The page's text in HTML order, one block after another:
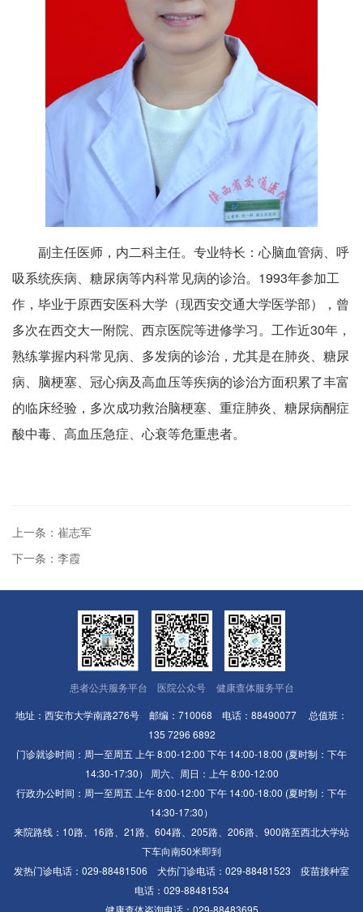
副主任医师，内二科主任。专业特长：心脑血管病、呼
吸系统疾病、糖尿病等内科常见病的诊治。1993年参加工
作，毕业于原西安医科大学（现西安交通大学医学部），曾
多次在西交大一附院、西京医院等进修学习。工作近30年，
熟练掌握内科常见病、多发病的诊治，尤其是在肺炎、糖尿
病、脑梗塞、冠心病及高血压等疾病的诊治方面积累了丰富
的临床经验，多次成功救治脑梗塞、重症肺炎、糖尿病酮症
酸中毒、高血压急症、心衰等危重患者。
上一条：崔志军
下一条：李霞
患者公共服务平台 医院公众号
健康查体服务平台
地址：西安市大学南路276号 邮编：710068 电话：88490077 总值班：
135 7296 6892
门诊就诊时间：周一至周五 上午 8:00-12:00 下午 14:00-18:00 (夏时制：下午
14:30-17:30） 周六、周日：上午 8:00-12:00
行政办公时间：周一至周五 上午 8:00-12:00 下午 14:00-18:00 (夏时制：下午
14:30-17:30）
来院路线：10路、16路、21路、604路、205路、206路、900路至西北大学站
下车向南50米即到
发热门诊电话：029-88481506 犬伤门诊电话：029-88481523 疫苗接种室
电话：029-88481534